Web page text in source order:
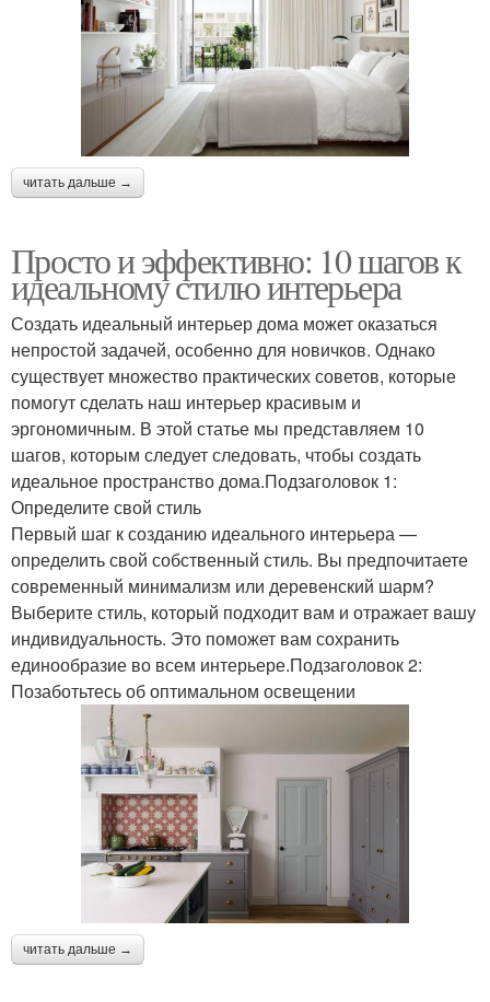
читать дальше →
Просто и эффективно: 10 шагов к
идеальному стилю интерьера
Создать идеальный интерьер дома может оказаться
непростой задачей, особенно для новичков. Однако
существует множество практических советов, которые
помогут сделать наш интерьер красивым и
эргономичным. В этой статье мы представляем 10
шагов, которым следует следовать, чтобы создать
идеальное пространство дома.Подзаголовок 1:
Определите свой стиль
Первый шаг к созданию идеального интерьера —
определить свой собственный стиль. Вы предпочитаете
современный минимализм или деревенский шарм?
Выберите стиль, который подходит вам и отражает вашу
индивидуальность. Это поможет вам сохранить
единообразие во всем интерьере.Подзаголовок 2:
Позаботьтесь об оптимальном освещении
читать дальше →